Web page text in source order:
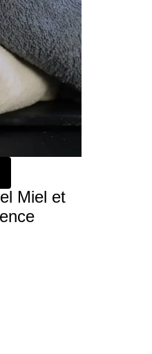
Miel et